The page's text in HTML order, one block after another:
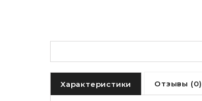
Характеристики Отзывы (0)